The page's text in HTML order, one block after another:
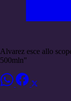
Alvarez esce allo
500mln"